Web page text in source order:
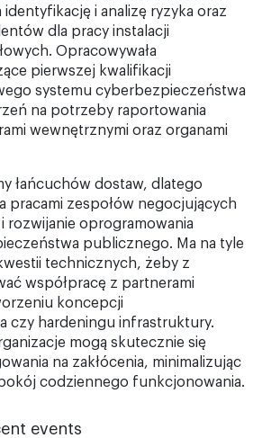
i analizę ryzyka oraz
dla pracy instalacji
Opracowywała
pierwszej kwalifikacji
systemu cyberbezpieczeństwa
na potrzeby raportowania
wewnętrznymi oraz organami
łańcuchów dostaw, dlatego
pracami zespołów negocjujących
rozwijanie oprogramowania
publicznego. Ma na tyle
technicznych, żeby z
współpracę z partnerami
koncepcji
czy hardeningu infrastruktury.
mogą skutecznie się
na zakłócenia, minimalizując
codziennego funkcjonowania.
events